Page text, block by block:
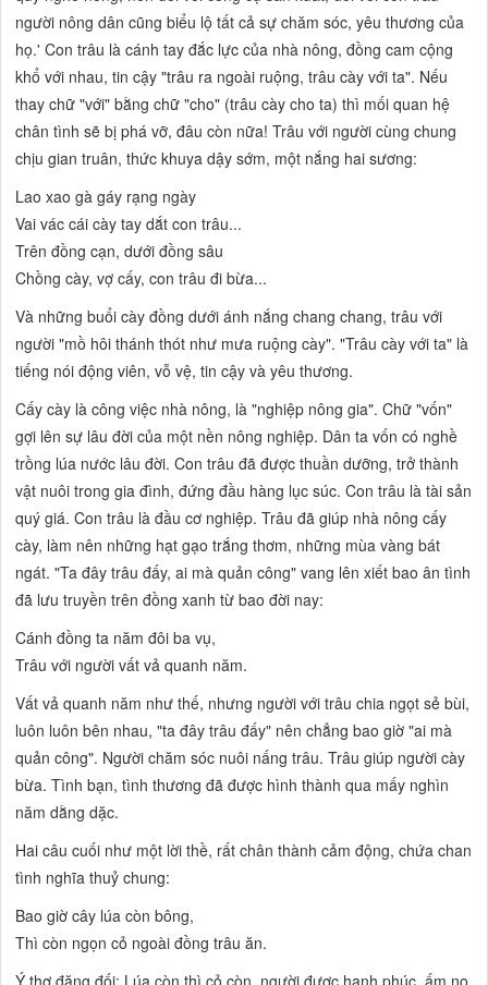
người nông dân cũng biểu lộ tất cả sự chăm sóc, yêu thương của
họ.' Con trâu là cánh tay đắc lực của nhà nông, đồng cam cộng
khổ với nhau, tin cậy "trâu ra ngoài ruộng, trâu cày với ta". Nếu
thay chữ "với" bằng chữ "cho" (trâu cày cho ta) thì mối quan hệ
chân tình sẽ bị phá vỡ, đâu còn nữa! Trâu với người cùng chung
chịu gian truân, thức khuya dậy sớm, một nắng hai sương:
Lao xao gà gáy rạng ngày
Vai vác cái cày tay dắt con trâu...
Trên đồng cạn, dưới đồng sâu
Chồng cày, vợ cấy, con trâu đi bừa...
Và những buổi cày đồng dưới ánh nắng chang chang, trâu với
người "mồ hôi thánh thót như mưa ruộng cày". "Trâu cày với ta" là
tiếng nói động viên, vỗ vệ, tin cậy và yêu thương.
Cấy cày là công việc nhà nông, là "nghiệp nông gia". Chữ "vốn"
gợi lên sự lâu đời của một nền nông nghiệp. Dân ta vốn có nghề
trồng lúa nước lâu đời. Con trâu đã được thuần dưỡng, trở thành
vật nuôi trong gia đình, đứng đầu hàng lục súc. Con trâu là tài sản
quý giá. Con trâu là đầu cơ nghiệp. Trâu đã giúp nhà nông cấy
cày, làm nên những hạt gạo trắng thơm, những mùa vàng bát
ngát. "Ta đây trâu đấy, ai mà quản công" vang lên xiết bao ân tình
đã lưu truyền trên đồng xanh từ bao đời nay:
Cánh đồng ta năm đôi ba vụ,
Trâu với người vất vả quanh năm.
Vất vả quanh năm như thế, nhưng người với trâu chia ngọt sẻ bùi,
luôn luôn bên nhau, "ta đây trâu đấy" nên chẳng bao giờ "ai mà
quản công". Người chăm sóc nuôi nấng trâu. Trâu giúp người cày
bừa. Tình bạn, tình thương đã được hình thành qua mấy nghìn
năm dằng dặc.
Hai câu cuối như một lời thề, rất chân thành cảm động, chứa chan
tình nghĩa thuỷ chung:
Bao giờ cây lúa còn bông,
Thì còn ngọn cỏ ngoài đồng trâu ăn.